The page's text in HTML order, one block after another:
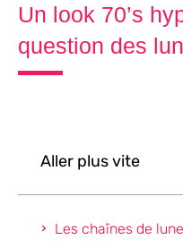
Un look 70’s
question des
Aller plus vite